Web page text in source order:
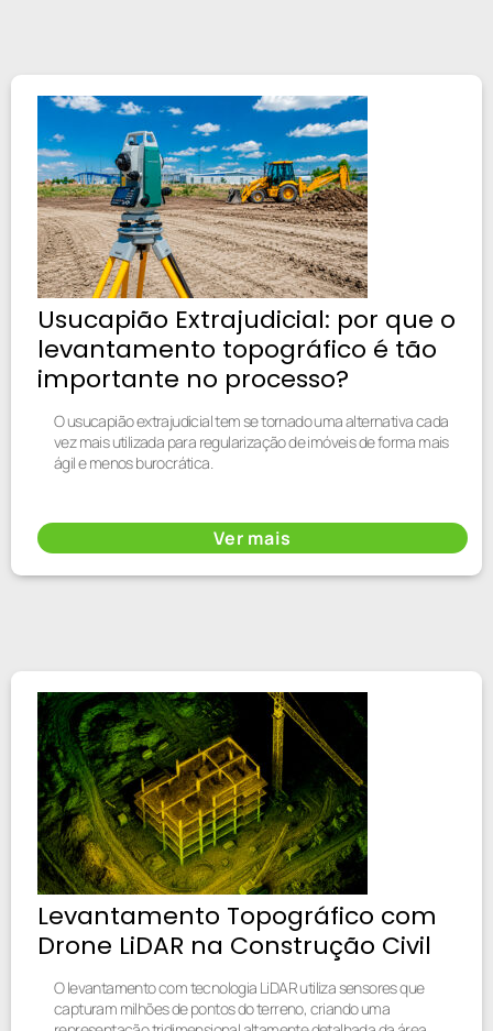
Usucapião Extrajudicial: por que o
levantamento topográfico é tão
importante no processo?
O usucapião extrajudicial tem se tornado uma alternativa cada
vez mais utilizada para regularização de imóveis de forma mais
ágil e menos burocrática.
Ver mais
Levantamento Topográfico com
Drone LiDAR na Construção Civil
O levantamento com tecnologia LiDAR utiliza sensores que
capturam milhões de pontos do terreno, criando uma